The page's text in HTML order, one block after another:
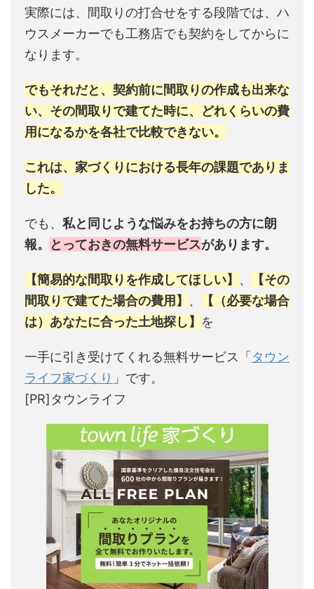
実際には、間取りの打合せをする段階では、ハ
ウスメーカーでも工務店でも契約をしてからに
なります。
でもそれだと、契約前に間取りの作成も出来な
い、その間取りで建てた時に、どれくらいの費
用になるかを各社で比較できない。
これは、家づくりにおける長年の課題でありま
した。
でも、 私と同じような悩みをお持ちの方に朗
報。
とっておきの無料サービスがあります。
【簡易的な間取りを作成してほしい】 、
【その
間取りで建てた場合の費用】 、
【（必要な場合
は）あなたに合った土地探し】 を
一手に引き受けてくれる無料サービス「 タウン
ライフ家づくり 」です。
[PR]タウンライフ